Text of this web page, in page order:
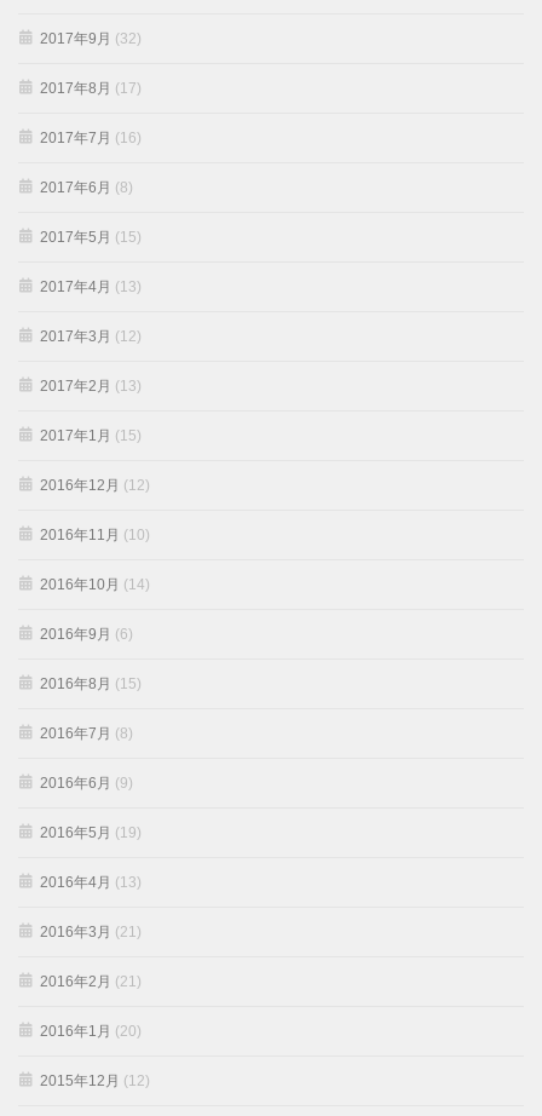
2017年9月 (32)
2017年8月 (17)
2017年7月 (16)
2017年6月 (8)
2017年5月 (15)
2017年4月 (13)
2017年3月 (12)
2017年2月 (13)
2017年1月 (15)
2016年12月 (12)
2016年11月 (10)
2016年10月 (14)
2016年9月 (6)
2016年8月 (15)
2016年7月 (8)
2016年6月 (9)
2016年5月 (19)
2016年4月 (13)
2016年3月 (21)
2016年2月 (21)
2016年1月 (20)
2015年12月 (12)